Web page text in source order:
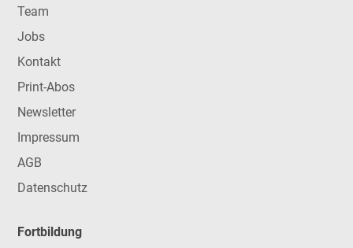
Team
Jobs
Kontakt
Print-Abos
Newsletter
Impressum
AGB
Datenschutz
Fortbildung